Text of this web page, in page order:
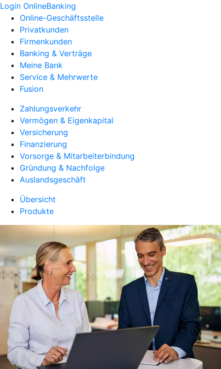
Login OnlineBanking
Online-Geschäftsstelle
Privatkunden
Firmenkunden
Banking & Verträge
Meine Bank
Service & Mehrwerte
Fusion
Zahlungsverkehr
Vermögen & Eigenkapital
Versicherung
Finanzierung
Vorsorge & Mitarbeiterbindung
Gründung & Nachfolge
Auslandsgeschäft
Übersicht
Produkte